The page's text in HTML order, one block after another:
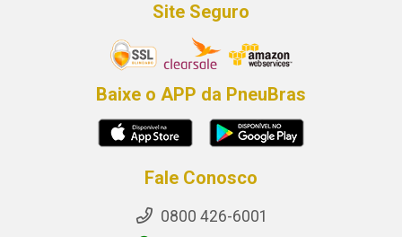
Site Seguro
Baixe o APP da PneuBras
Fale Conosco
0800 426-6001